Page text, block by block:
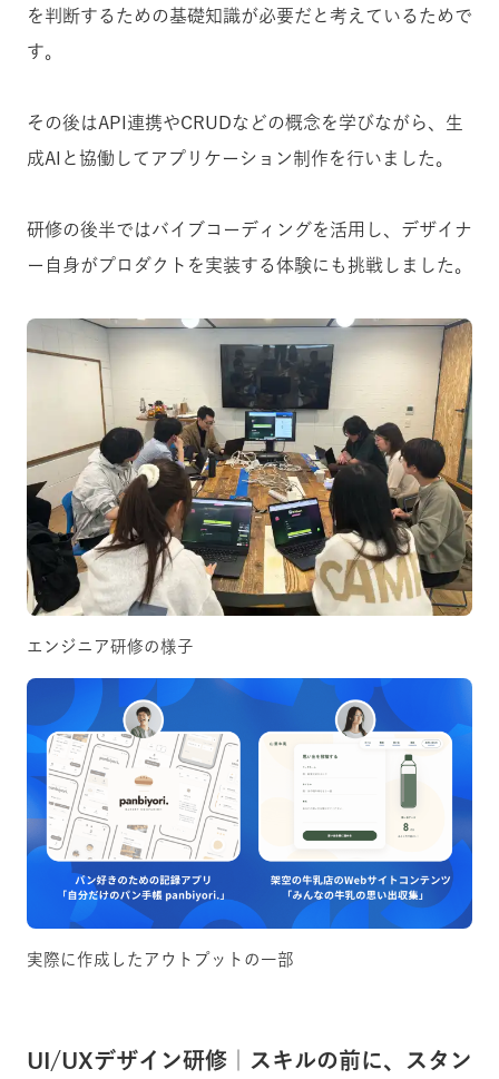
を判断するための基礎知識が必要だと考えているためで
す。
その後はAPI連携やCRUDなどの概念を学びながら、生
成AIと協働してアプリケーション制作を行いました。
研修の後半ではバイブコーディングを活用し、デザイナ
ー自身がプロダクトを実装する体験にも挑戦しました。
エンジニア研修の様子
実際に作成したアウトプットの一部
UI/UXデザイン研修｜スキルの前に、スタン